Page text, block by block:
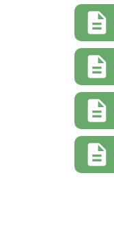
description
description
description
description